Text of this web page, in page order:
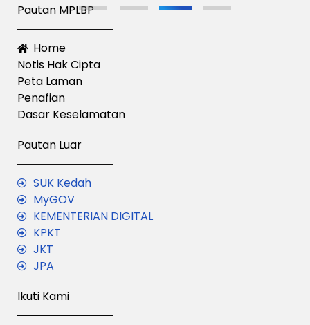
Pautan MPLBP
Home
Notis Hak Cipta
Peta Laman
Penafian
Dasar Keselamatan
Pautan Luar
SUK Kedah
MyGOV
KEMENTERIAN DIGITAL
KPKT
JKT
JPA
Ikuti Kami